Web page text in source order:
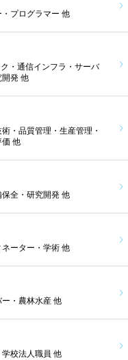
プログラマー 他
・通信インフラ・サーバ
開発 他
・品質管理・生産管理・
価 他
全・研究開発 他
ーター・学術 他
・農林水産 他
校法人職員 他